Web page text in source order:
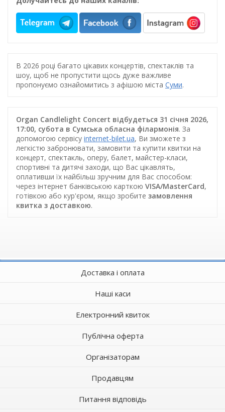
В 2026 році багато цікавих концертів, спектаклів та
шоу, щоб не пропустити щось дуже важливе
пропонуємо ознайомитись з афішою міста Суми.
Organ Candlelight Concert відбудеться 31 січня 2026,
17:00, субота в Сумська обласна філармонія. За
допомогою сервісу internet-bilet.ua, Ви зможете з
легкістю забронювати, замовити та купити квитки на
концерт, спектакль, оперу, балет, майстер-класи,
спортивні та дитячі заходи, що Вас цікавлять,
оплативши їх найбільш зручним для Вас способом:
через інтернет банківською карткою VISA/MasterCard,
готівкою або кур'єром, якщо зробите замовлення
квитка з доставкою.
Доставка і оплата
Наші каси
Електронний квиток
Публічна оферта
Організаторам
Продавцям
Питання відповідь